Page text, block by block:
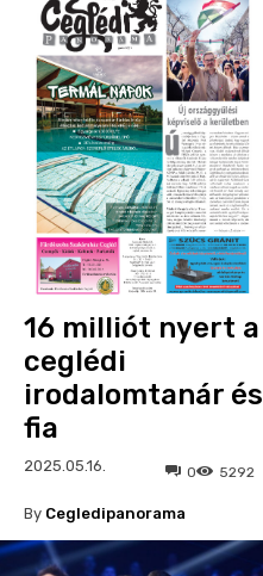
16 milliót nyert a
ceglédi
irodalomtanár és
fia
2025.05.16. 5292
0
By Cegledipanorama